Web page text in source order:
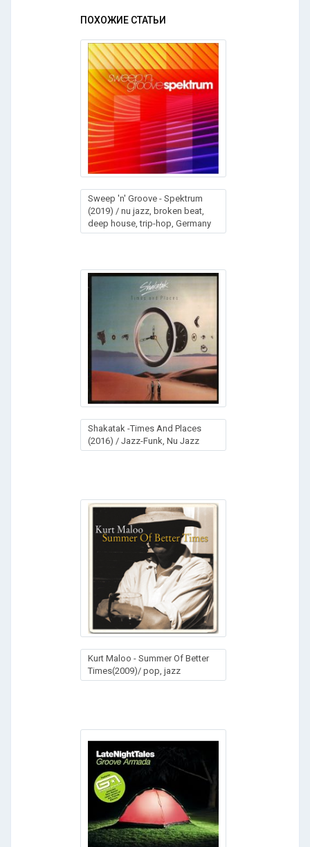
ПОХОЖИЕ СТАТЬИ
Sweep 'n' Groove - Spektrum
(2019) / nu jazz, broken beat,
deep house, trip-hop, Germany
Shakatak -Times And Places
(2016) / Jazz-Funk, Nu Jazz
Kurt Maloo - Summer Of Better
Times(2009)/ pop, jazz